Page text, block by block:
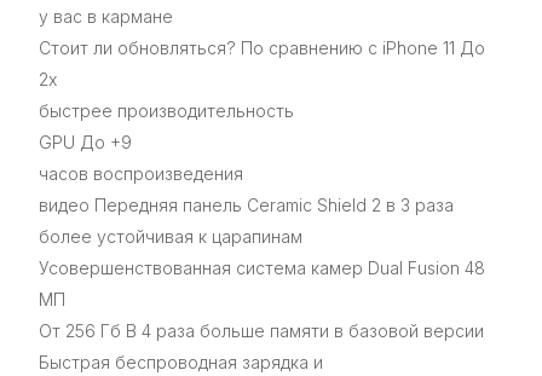
у вас в кармане
Стоит ли обновляться? По сравнению с iPhone 11 До
2x
быстрее производительность
GPU До +9
часов воспроизведения
видео Передняя панель Ceramic Shield 2 в 3 раза
более устойчивая к царапинам
Усовершенствованная система камер Dual Fusion 48
МП
От 256 Гб В 4 раза больше памяти в базовой версии
Быстрая беспроводная зарядка и